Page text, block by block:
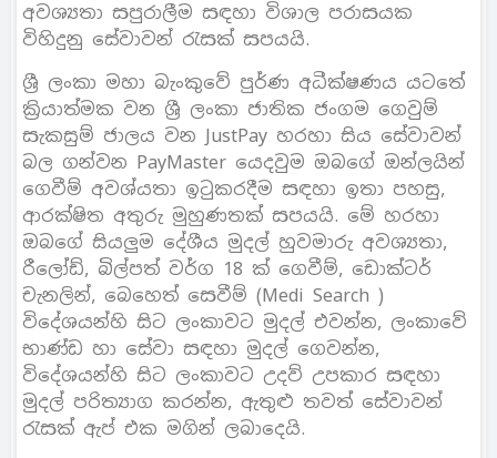
අවශ්‍යතා සපුරාලීම සඳහා විශාල පරාසයක
විහිදුනු සේවාවන් රැසක් සපයයි.
ශ්‍රී ලංකා මහා බැංකුවේ පුර්ණ අධීක්ෂණය යටතේ
ක්‍රියාත්මක වන ශ්‍රී ලංකා ජාතික ජංගම ගෙවුම්
සැකසුම් ජාලය වන JustPay හරහා සිය සේවාවන්
බල ගන්වන PayMaster යෙදවුම ඔබගේ ඔන්ලයින්
ගෙවීම් අවශ්යතා ඉටුකරදීම සඳහා ඉතා පහසු,
ආරක්ෂිත අතුරු මුහුණතක් සපයයි. මේ හරහා
ඔබගේ සියලුම දේශීය මුදල් හුවමාරු අවශ්‍යතා,
රීලෝඩ්, බිල්පත් වර්ග 18 ක් ගෙවීම්, ඩොක්ටර්
චැනලින්, බෙහෙත් සෙවීම් (Medi Search )
විදේශයන්හි සිට ලංකාවට මුදල් එවන්න, ලංකාවේ
භාණ්ඩ හා සේවා සඳහා මුදල් ගෙවන්න,
විදේශයන්හි සිට ලංකාවට උදව් උපකාර සඳහා
මුදල් පරිත්‍යාග කරන්න, ඇතුළු තවත් සේවාවන්
රැසක් ඇප් එක මගින් ලබාදෙයි.